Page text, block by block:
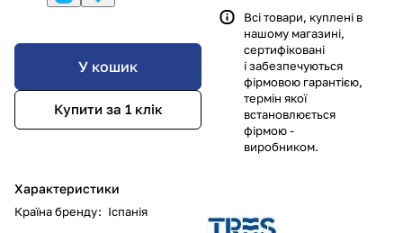
У кошик
Купити за 1 клiк
Характеристики
Країна бренду: Іспанія
Всі товари, куплені в
нашому магазині,
сертифіковані
і забезпечуються
фірмовою гарантією,
термін якої
встановлюється
фірмою -
виробником.